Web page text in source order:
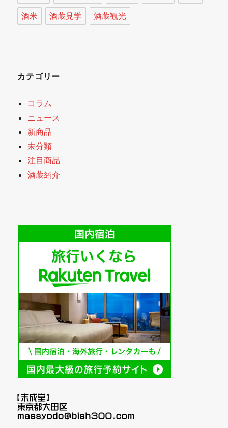
酒米 酒蔵見学 酒蔵観光
カテゴリー
コラム
ニュース
新商品
未分類
注目商品
酒蔵紹介